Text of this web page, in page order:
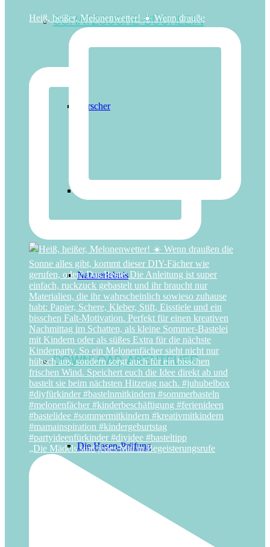
SCHATZSUCHE-BÜCHLEIN
Forscher
Naturerlebnis
DOWNLOAD-ABENTEUER
Die Hasen-Prüfung
Heiß, heißer, Melonenwetter! ☀️ Wenn drauße
„Die Mädels sind jedes Mal in Begeisterungsrufe